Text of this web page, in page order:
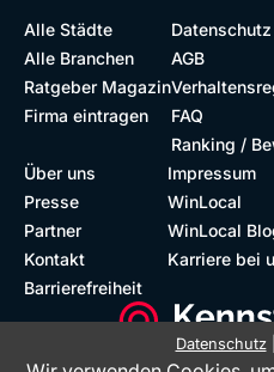
Alle Städte
Alle Branchen
Ratgeber Magazin
Firma eintragen
Datenschutz
AGB
FAQ
Ranking /
Über uns
Presse
Partner
Kontakt
Barrierefreiheit
Impressum
WinLocal
WinLocal
Karriere bei
Datenschutz|